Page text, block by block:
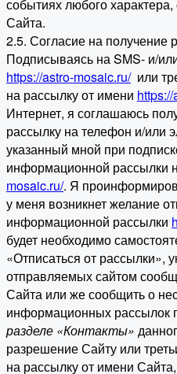
событиях любого
Сайта.
2.5. Согласие на получение
Подписываясь на SMS- и/
https://astro-mosaic.ru/или
на рассылку от имени
Интернет, я соглашаюсь
рассылку на телефон и/или
указанный мной при
информационной рассылки
mosaic.ru/. Я
у меня возникнет желание
информационной рассылки
будет необходимо
«Отписаться от рассылки»,
отправляемых сайтом
Сайта или же сообщить о
информационных рассылок
разделе «Контакты»
разрешение Сайту или
на рассылку от имени